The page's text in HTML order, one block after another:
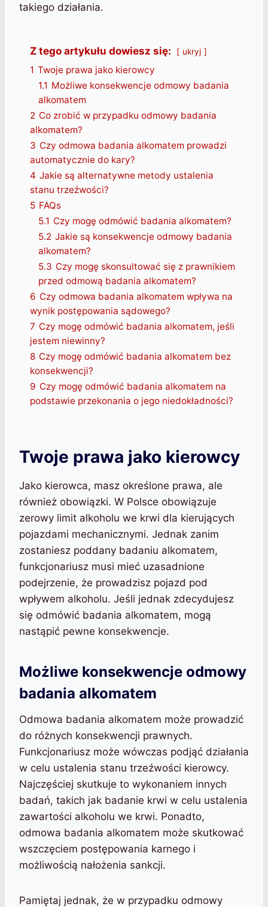
takiego działania.
Z tego artykułu dowiesz się: ukryj
1 Twoje prawa jako kierowcy
1.1 Możliwe konsekwencje odmowy badania
alkomatem
2 Co zrobić w przypadku odmowy badania
alkomatem?
3 Czy odmowa badania alkomatem prowadzi
automatycznie do kary?
4 Jakie są alternatywne metody ustalenia
stanu trzeźwości?
5 FAQs
5.1 Czy mogę odmówić badania alkomatem?
5.2 Jakie są konsekwencje odmowy badania
alkomatem?
5.3 Czy mogę skonsultować się z prawnikiem
przed odmową badania alkomatem?
6 Czy odmowa badania alkomatem wpływa na
wynik postępowania sądowego?
7 Czy mogę odmówić badania alkomatem, jeśli
jestem niewinny?
8 Czy mogę odmówić badania alkomatem bez
konsekwencji?
9 Czy mogę odmówić badania alkomatem na
podstawie przekonania o jego niedokładności?
Twoje prawa jako kierowcy
Jako kierowca, masz określone prawa, ale
również obowiązki. W Polsce obowiązuje
zerowy limit alkoholu we krwi dla kierujących
pojazdami mechanicznymi. Jednak zanim
zostaniesz poddany badaniu alkomatem,
funkcjonariusz musi mieć uzasadnione
podejrzenie, że prowadzisz pojazd pod
wpływem alkoholu. Jeśli jednak zdecydujesz
się odmówić badania alkomatem, mogą
nastąpić pewne konsekwencje.
Możliwe konsekwencje odmowy
badania alkomatem
Odmowa badania alkomatem może prowadzić
do różnych konsekwencji prawnych.
Funkcjonariusz może wówczas podjąć działania
w celu ustalenia stanu trzeźwości kierowcy.
Najczęściej skutkuje to wykonaniem innych
badań, takich jak badanie krwi w celu ustalenia
zawartości alkoholu we krwi. Ponadto,
odmowa badania alkomatem może skutkować
wszczęciem postępowania karnego i
możliwością nałożenia sankcji.
Pamiętaj jednak, że w przypadku odmowy